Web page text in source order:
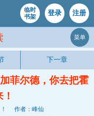
临时
书架
登录 注册
菜单
下一章
菲尔德，你去把霍
作者：峰仙